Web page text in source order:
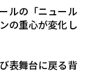
ルの「ニュール
の重心が変化し
表舞台に戻る背